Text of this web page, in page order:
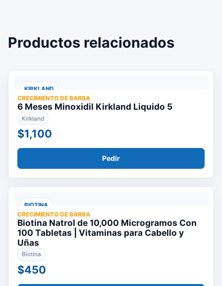
Productos relacionados
KIRKLAND
CRECIMIENTO DE BARBA
6 Meses Minoxidil Kirkland Liquido 5
Kirkland
$1,100
Pedir
BIOTINA
CRECIMIENTO DE BARBA
Biotina Natrol de 10,000 Microgramos Con
100 Tabletas | Vitaminas para Cabello y
Uñas
Biotina
$450